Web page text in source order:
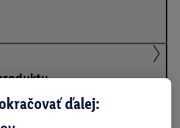
ďalej: